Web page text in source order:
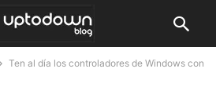
Ten al día los controladores de Windows con